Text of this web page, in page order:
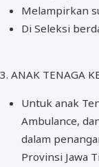
Melampirkan
Di Seleksi
3. ANAK TENAGA
Untuk anak
Ambulance,
dalam
Provinsi Jawa